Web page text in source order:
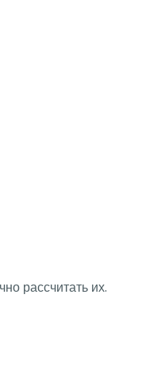
рассчитать их.